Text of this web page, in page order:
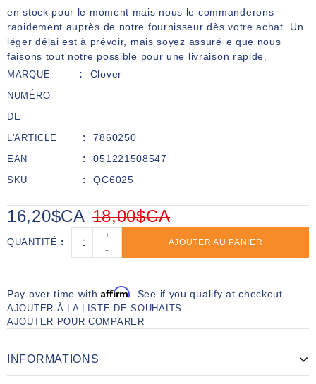
en stock pour le moment mais nous le commanderons
rapidement auprès de notre fournisseur dès votre achat. Un
léger délai est à prévoir, mais soyez assuré·e que nous
faisons tout notre possible pour une livraison rapide.
MARQUE Clover
NUMÉRO
DE
L'ARTICLE
7860250
EAN 051221508547
SKU QC6025
18,00$CA
16,20$CA
QUANTITÉ
+
-
AJOUTER AU PANIER
Pay over time withAffirm . See if you qualify at checkout.
AJOUTER À LA LISTE DE SOUHAITS
AJOUTER POUR COMPARER
INFORMATIONS